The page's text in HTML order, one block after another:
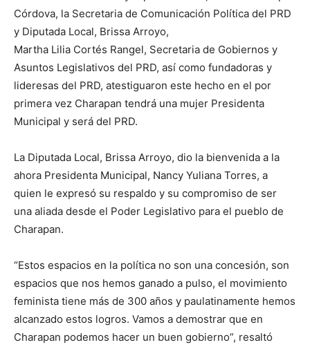
Córdova, la Secretaria de Comunicación Política del PRD
y Diputada Local, Brissa Arroyo,
Martha Lilia Cortés Rangel, Secretaria de Gobiernos y
Asuntos Legislativos del PRD, así como fundadoras y
lideresas del PRD, atestiguaron este hecho en el por
primera vez Charapan tendrá una mujer Presidenta
Municipal y será del PRD.
La Diputada Local, Brissa Arroyo, dio la bienvenida a la
ahora Presidenta Municipal, Nancy Yuliana Torres, a
quien le expresó su respaldo y su compromiso de ser
una aliada desde el Poder Legislativo para el pueblo de
Charapan.
“Estos espacios en la política no son una concesión, son
espacios que nos hemos ganado a pulso, el movimiento
feminista tiene más de 300 años y paulatinamente hemos
alcanzado estos logros. Vamos a demostrar que en
Charapan podemos hacer un buen gobierno”, resaltó